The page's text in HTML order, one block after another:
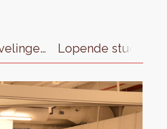
Bundel met aanbevelingen Lopende studies